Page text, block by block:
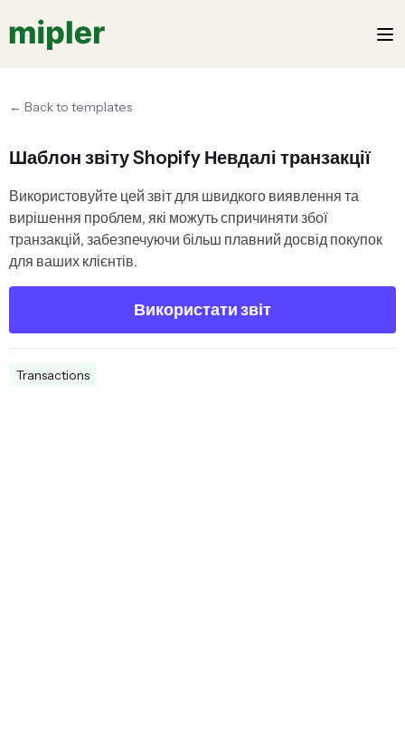
← Back to templates
Шаблон звіту Shopify Невдалі транзакції
Використовуйте цей звіт для швидкого виявлення та
вирішення проблем, які можуть спричиняти збої
транзакцій, забезпечуючи більш плавний досвід покупок
для ваших клієнтів.
Використати звіт
Transactions